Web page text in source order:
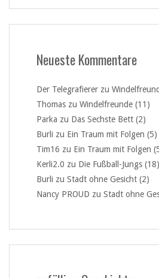
Neueste Kommentare
Der Telegrafierer zu
Thomas zu Windelfreunde (11)
Parka zu Das Sechste Bett (2)
Burli zu Ein Traum mit Folgen (5)
Tim16 zu Ein Traum mit Folgen
Kerli2.0 zu Die Fußball-Jungs (18)
Burli zu Stadt ohne Gesicht (2)
Nancy PROUD zu Stadt ohne